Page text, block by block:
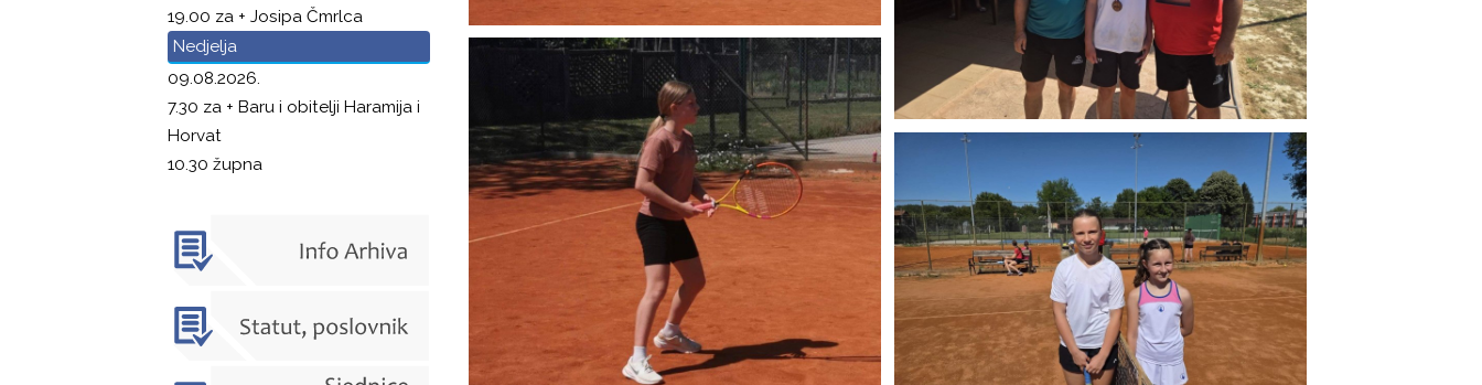
19.00 za + Josipa Čmrlca
Nedjelja
09.08.2026.
7.30 za + Baru i obitelji Haramija i
Horvat
10.30 župna